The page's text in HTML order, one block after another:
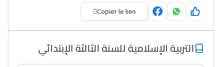
Copier le lien
التربية الإسلامية للسنة الثالثة الإبتدائي